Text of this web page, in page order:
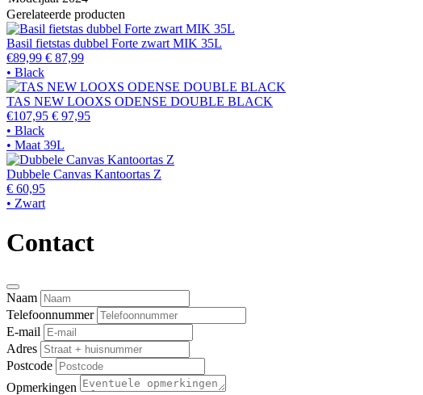
Gerelateerde producten
Basil fietstas dubbel Forte zwart MIK 35L
€89,99 € 87,99
• Black
TAS NEW LOOXS ODENSE DOUBLE BLACK
€107,95 € 97,95
• Black
• Maat 39L
Dubbele Canvas Kantoortas Z
€ 60,95
• Zwart
Contact
Naam
Telefoonnummer
E-mail
Adres
Postcode
Opmerkingen